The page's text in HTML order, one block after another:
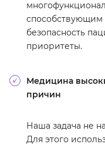
способствующим
безопасность
приоритеты.
Медицина
причин
Наша задача не
Для этого